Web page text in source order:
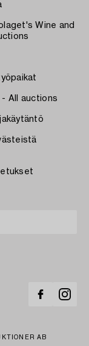
Wine and
- All auctions
AB